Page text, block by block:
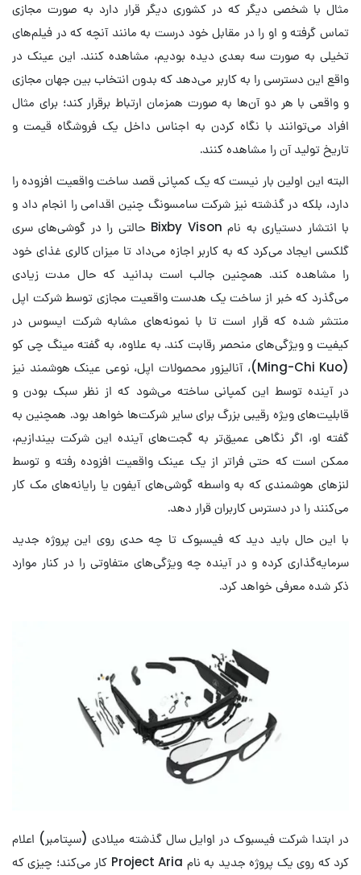
مثال با شخصی دیگر که در کشوری دیگر قرار دارد به صورت مجازی
تماس گرفته و او را در مقابل خود درست به مانند آنچه که در فیلم‌های
تخیلی به صورت سه بعدی دیده بودیم، مشاهده کنند. این عینک در
واقع این دسترسی را به کاربر می‌دهد که بدون انتخاب بین جهان مجازی
و واقعی با هر دو آن‌ها به صورت همزمان ارتباط برقرار کند؛ برای مثال
افراد می‌توانند با نگاه کردن به اجناس داخل یک فروشگاه قیمت و
تاریخ تولید آن را مشاهده کنند.
البته این اولین بار نیست که یک کمپانی قصد ساخت واقعیت افزوده را
دارد، بلکه در گذشته نیز شرکت سامسونگ چنین اقدامی را انجام داد و
با انتشار دستیاری به نام Bixby Vison حالتی را در گوشی‌های سری
گلکسی ایجاد می‌کرد که به کاربر اجازه می‌داد تا میزان کالری غذای خود
را مشاهده کند. همچنین جالب است بدانید که حال مدت زیادی
می‌گذرد که خبر از ساخت یک هدست واقعیت مجازی توسط شرکت اپل
منتشر شده که قرار است تا با نمونه‌های مشابه شرکت ایسوس در
کیفیت و ویژگی‌های منحصر رقابت کند. به علاوه، به گفته مینگ چی کو
(Ming-Chi Kuo)، آنالیزور محصولات اپل، نوعی عینک هوشمند نیز
در آینده توسط این کمپانی ساخته می‌شود که از نظر سبک بودن و
قابلیت‌های ویژه رقیبی بزرگ برای سایر شرکت‌ها خواهد بود. همچنین به
گفته او، اگر نگاهی عمیق‌تر به گجت‌های آینده این شرکت بیندازیم،
ممکن است که حتی فراتر از یک عینک واقعیت افزوده رفته و توسط
لنزهای هوشمندی که به واسطه گوشی‌های آیفون یا رایانه‌های مک کار
می‌کنند را در دسترس کاربران قرار دهد.
با این حال باید دید که فیسبوک تا چه حدی روی این پروژه جدید
سرمایه‌گذاری کرده و در آینده چه ویژگی‌های متفاوتی را در کنار موارد
ذکر شده معرفی خواهد کرد.
در ابتدا شرکت فیسبوک در اوایل سال گذشته میلادی (سپتامبر) اعلام
کرد که روی یک پروژه جدید به نام Project Aria کار می‌کند؛ چیزی که